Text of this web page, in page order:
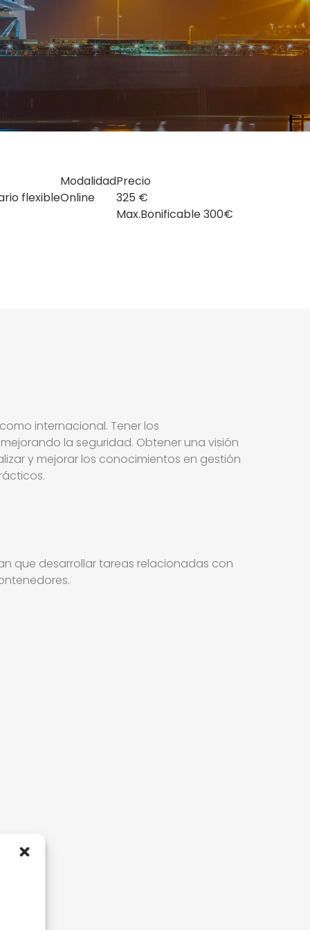
flexible
Modalidad
Online
Precio
325 €
Max.Bonificable 300€
internacional. Tener los
la seguridad. Obtener una visión
y mejorar los conocimientos en gestión
que desarrollar tareas relacionadas con